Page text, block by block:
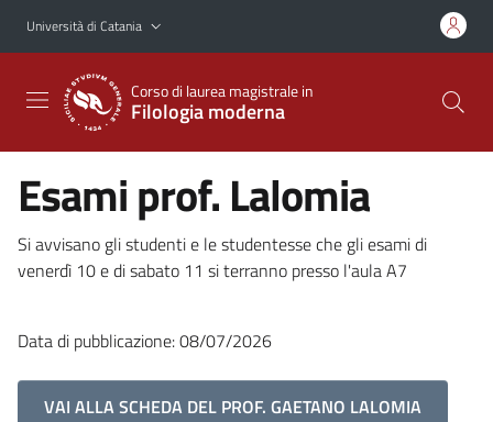
Vai al contenuto principale
Vai al menu di navigazione
Università di Catania
Corso di laurea magistrale in
Filologia moderna
Esami prof. Lalomia
Si avvisano gli studenti e le studentesse che gli esami di
venerdì 10 e di sabato 11 si terranno presso l'aula A7
Data di pubblicazione: 08/07/2026
VAI ALLA SCHEDA DEL PROF. GAETANO LALOMIA